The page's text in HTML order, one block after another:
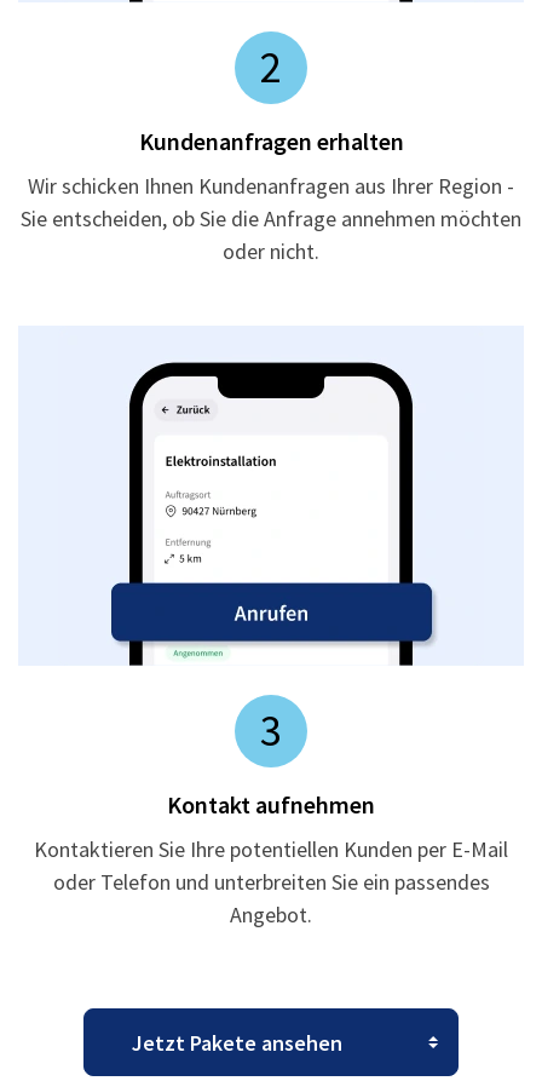
2
Kundenanfragen erhalten
Wir schicken Ihnen Kundenanfragen aus Ihrer Region -
Sie entscheiden, ob Sie die Anfrage annehmen möchten
oder nicht.
3
Kontakt aufnehmen
Kontaktieren Sie Ihre potentiellen Kunden per E-Mail
oder Telefon und unterbreiten Sie ein passendes
Angebot.